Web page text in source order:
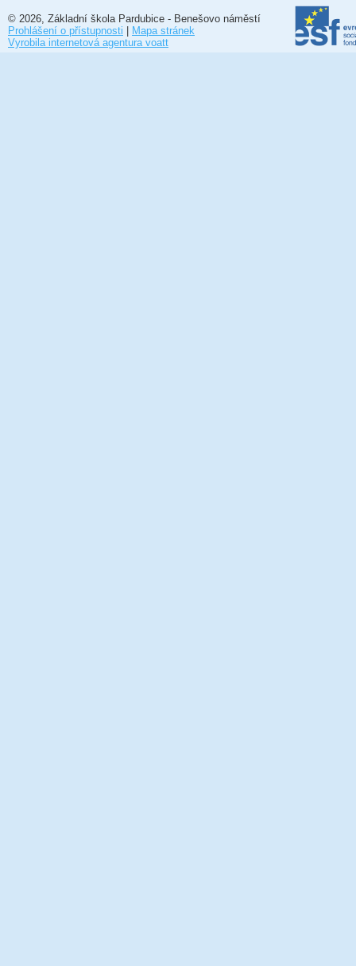
© 2026, Základní škola Pardubice - Benešovo náměstí
Prohlášení o přístupnosti | Mapa stránek
Vyrobila internetová agentura voatt